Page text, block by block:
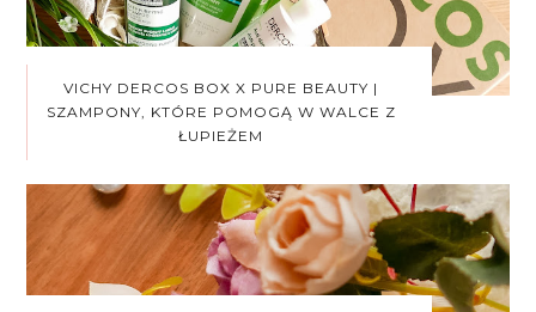
VICHY DERCOS BOX X PURE BEAUTY |
SZAMPONY, KTÓRE POMOGĄ W WALCE Z
ŁUPIEŻEM